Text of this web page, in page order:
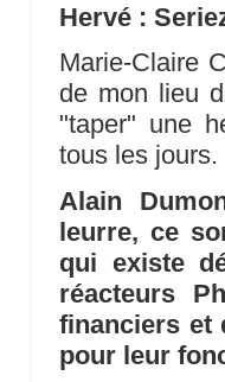
Hervé :
Marie-Claire
de mon lieu
"taper" une
tous les jours.
Alain
leurre, ce
qui existe
réacteurs
financiers et
pour leur